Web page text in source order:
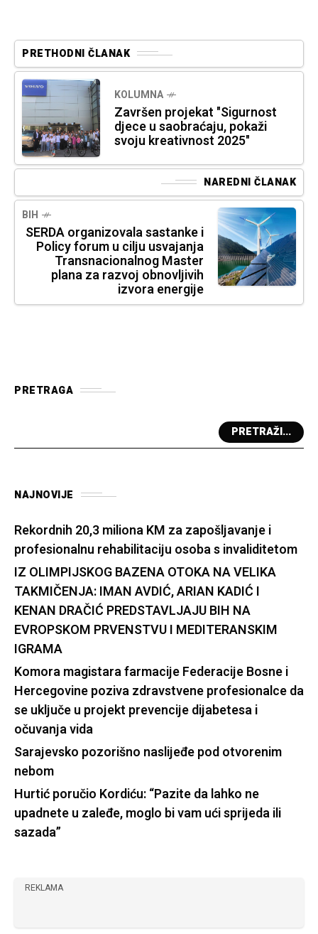
PRETHODNI ČLANAK
KOLUMNA
Završen projekat "Sigurnost
djece u saobraćaju, pokaži
svoju kreativnost 2025"
NAREDNI ČLANAK
BIH
SERDA organizovala sastanke i
Policy forum u cilju usvajanja
Transnacionalnog Master
plana za razvoj obnovljivih
izvora energije
PRETRAGA
PRETRAŽI...
NAJNOVIJE
Rekordnih 20,3 miliona KM za zapošljavanje i
profesionalnu rehabilitaciju osoba s invaliditetom
IZ OLIMPIJSKOG BAZENA OTOKA NA VELIKA
TAKMIČENJA: IMAN AVDIĆ, ARIAN KADIĆ I
KENAN DRAČIĆ PREDSTAVLJAJU BIH NA
EVROPSKOM PRVENSTVU I MEDITERANSKIM
IGRAMA
Komora magistara farmacije Federacije Bosne i
Hercegovine poziva zdravstvene profesionalce da
se uključe u projekt prevencije dijabetesa i
očuvanja vida
Sarajevsko pozorišno naslijeđe pod otvorenim
nebom
Hurtić poručio Kordiću: “Pazite da lahko ne
upadnete u zaleđe, moglo bi vam ući sprijeda ili
sazada”
REKLAMA